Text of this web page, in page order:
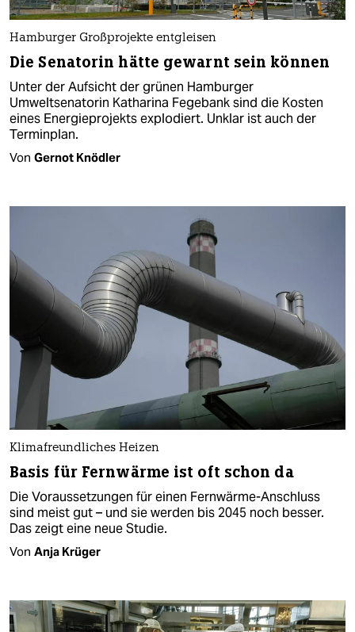
Hamburger Großprojekte entgleisen
Die Senatorin hätte gewarnt sein können
Unter der Aufsicht der grünen Hamburger
Umweltsenatorin Katharina Fegebank sind die Kosten
eines Energieprojekts explodiert. Unklar ist auch der
Terminplan.
Von Gernot Knödler
Klimafreundliches Heizen
Basis für Fernwärme ist oft schon da
Die Voraussetzungen für einen Fernwärme-Anschluss
sind meist gut – und sie werden bis 2045 noch besser.
Das zeigt eine neue Studie.
Von Anja Krüger